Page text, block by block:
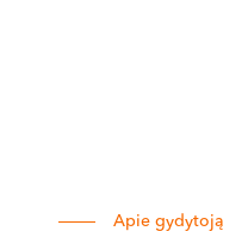
Apie gydytoją